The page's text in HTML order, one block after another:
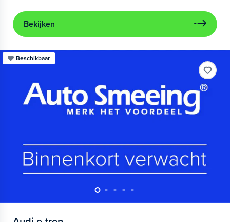
Bekijken
Beschikbaar